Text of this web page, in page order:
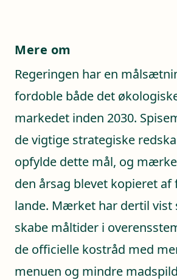
Mere om
Regeringen har en
fordoble både det
markedet inden 2030.
de vigtige strategiske
opfylde dette mål, og
den årsag blevet kopieret af
lande. Mærket har dertil
skabe måltider i
de officielle kostråd med
menuen og mindre